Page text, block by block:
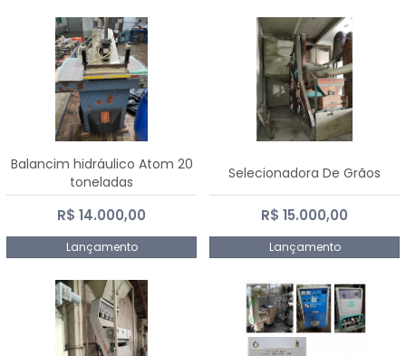
Balancim hidráulico Atom 20
toneladas
R$ 14.000,00
Lançamento
Selecionadora De Grãos
R$ 15.000,00
Lançamento